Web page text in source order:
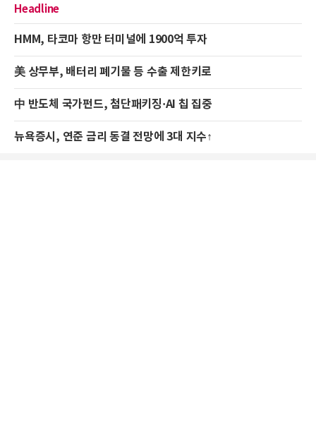
Headline
HMM, 타코마 항만 터미널에 1900억 투자
美 상무부, 배터리 폐기물 등 수출 제한키로
中 반도체 국가펀드, 첨단패키징·AI 칩 집중
뉴욕증시, 연준 금리 동결 전망에 3대 지수↑